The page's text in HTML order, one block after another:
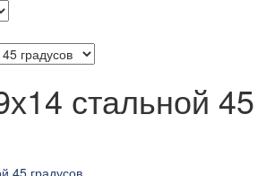
стальной 45